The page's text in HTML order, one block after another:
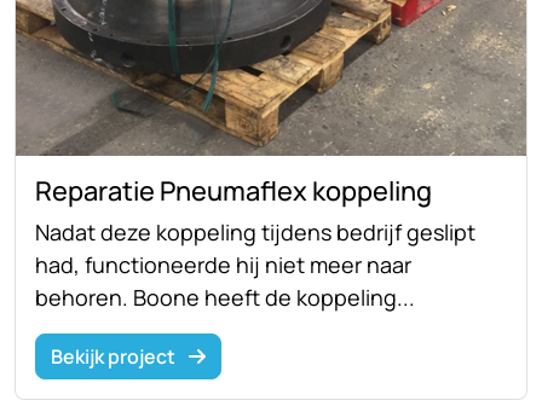
Reparatie Pneumaflex koppeling
Nadat deze koppeling tijdens bedrijf geslipt
had, functioneerde hij niet meer naar
behoren. Boone heeft de koppeling...
Bekijk project